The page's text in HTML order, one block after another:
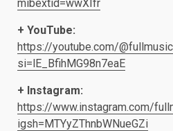
mibextid=wwXIfr
+ YouTube:
https://youtube.com/
si=lE_BfihMG98n7eaE
+ Instagram:
https://www.instagram.com/
igsh=MTYyZThnbWNueGZi